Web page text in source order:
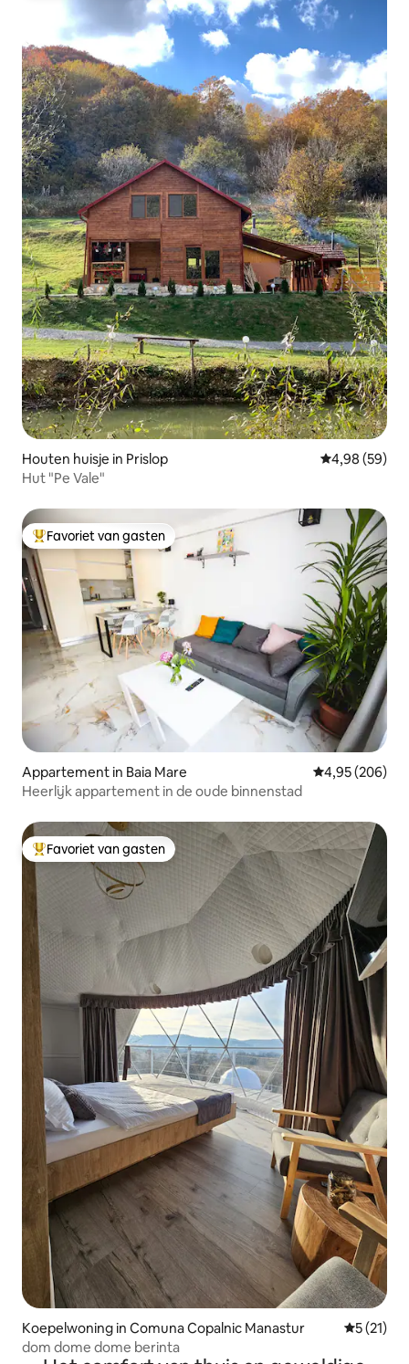
Houten huisje in Prislop Gemiddelde
4,98 (59)
Hut "Pe Vale"
Topfavoriet van gasten
Favoriet van gasten
Appartement in Baia Mare Gemiddelde
4,95 (206)
Heerlijk appartement in de oude binnenstad
Topfavoriet van gasten
Favoriet van gasten
Koepelwoning in Comuna Copalnic Manastur
5 (21)
dom dome dome berinta